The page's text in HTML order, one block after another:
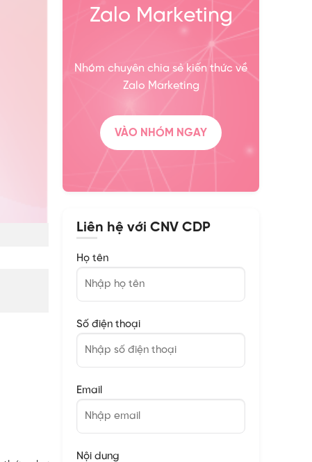
Zalo Marketing
Nhóm chuyên chia sẻ kiến thức về
Zalo Marketing
VÀO NHÓM NGAY
Liên hệ với CNV CDP
Họ tên
Số điện thoại
Email
Nội dung